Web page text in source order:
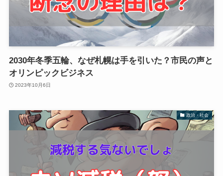
2030年冬季五輪、なぜ札幌は手を引いた？市民の声と
オリンピックビジネス
2023年10月6日
政治・社会